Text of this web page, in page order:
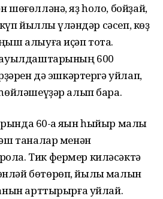
шөғөлләнә, яҙ һоло, бойҙай,
йыллыҡ үләндәр сәсеп, көҙ
алыуға иҫәп тота.
ауылдаш­тарының 600
дә эшкәртергә уйлап,
алып бара.
60-ҡа яҡын һыйыр малы
таналар менән
Тик фермер киләсәктә
бөтөрөп, йылҡы малын
арттырырға уйлай.